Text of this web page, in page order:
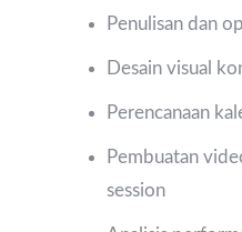
Penulisan dan
Desain visual
Perencanaan
Pembuatan
session